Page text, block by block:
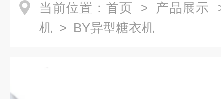
当前位置： 首页 > 产品展示
机 > BY异型糖衣机